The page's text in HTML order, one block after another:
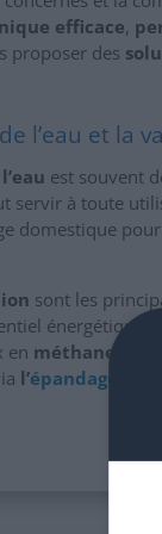
efficace,
proposer des
l’eau et la
est souvent
servir à toute
domestique
sont les
énergétique
en méthane
.
l’épandage ou